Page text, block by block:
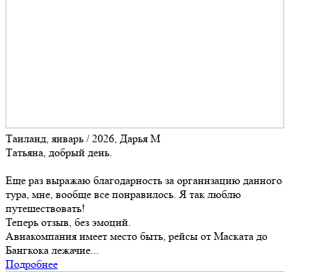
Таиланд, январь / 2026, Дарья М
Татьяна, добрый день.
Еще раз выражаю благодарность за организацию данного
тура, мне, вообще все понравилось. Я так люблю
путешествовать!
Теперь отзыв, без эмоций.
Авиакомпания имеет место быть, рейсы от Маската до
Бангкока лежачие...
Подробнее